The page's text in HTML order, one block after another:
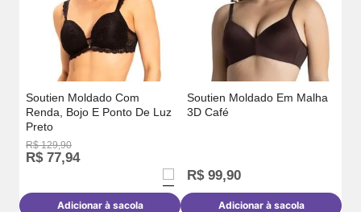
Soutien Moldado Com
Renda, Bojo E Ponto De Luz
Preto
R$ 129,90
R$ 77,94
Adicionar à sacola
Soutien Moldado Em Malha
3D Café
R$ 99,90
Adicionar à sacola